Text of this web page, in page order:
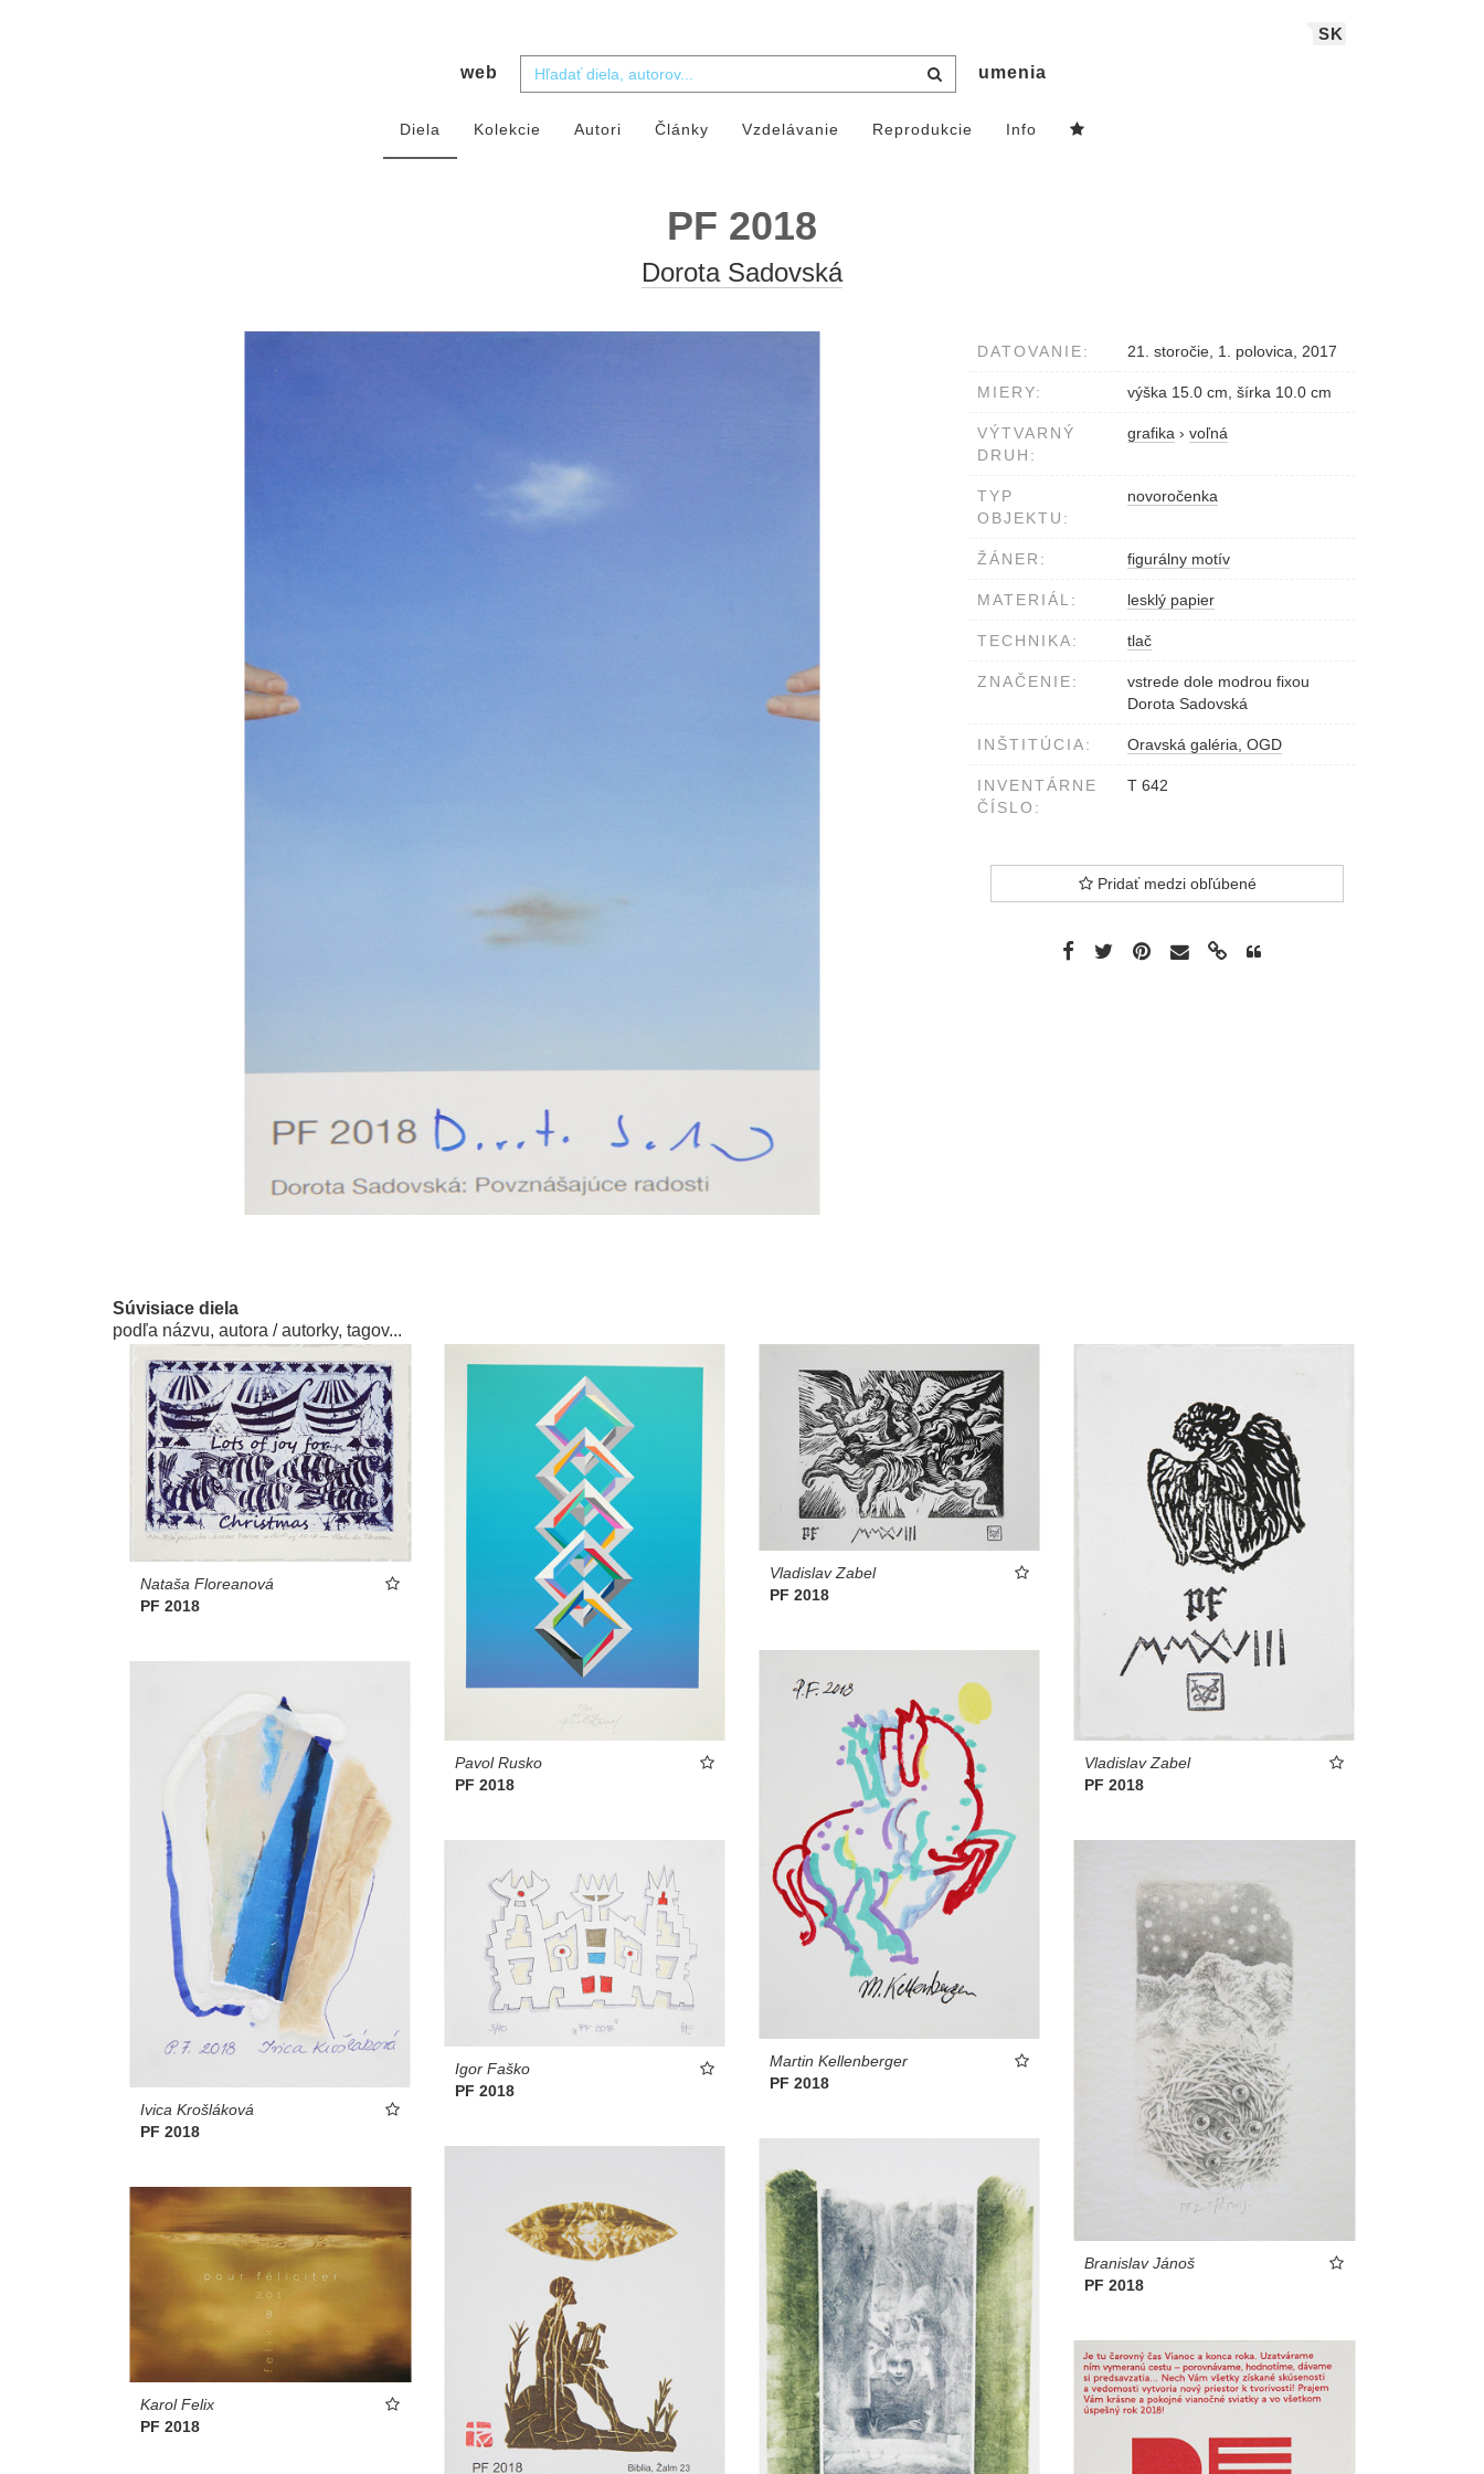
SK
web umenia
Diela Kolekcie Autori Články Vzdelávanie Reprodukcie Info
PF 2018
Dorota Sadovská
DATOVANIE: 21. storočie, 1. polovica, 2017
MIERY: výška 15.0 cm, šírka 10.0 cm
VÝTVARNÝ
DRUH:
grafika › voľná
TYP
OBJEKTU:
novoročenka
ŽÁNER: figurálny motív
MATERIÁL: lesklý papier
TECHNIKA: tlač
ZNAČENIE:
vstrede dole modrou fixou
Dorota Sadovská
INŠTITÚCIA: Oravská galéria, OGD
INVENTÁRNE
ČÍSLO:
T 642
Pridať medzi obľúbené
Súvisiace diela
podľa názvu, autora / autorky, tagov...
Nataša Floreanová
PF 2018
Pavol Rusko
PF 2018
Vladislav Zabel
PF 2018
Vladislav Zabel
PF 2018
Martin Kellenberger
PF 2018
Ivica Krošláková
PF 2018
Igor Faško
PF 2018
Branislav Jánoš
PF 2018
Karol Felix
PF 2018